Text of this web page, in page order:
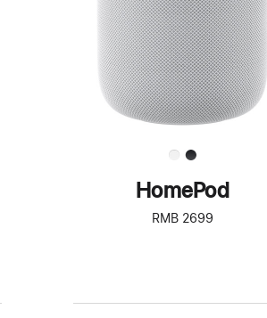
HomePod<
HomePod
RMB 2699